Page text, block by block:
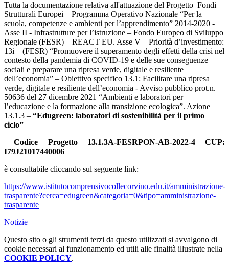
Tutta la documentazione relativa all'attuazione del Progetto Fondi
Strutturali Europei – Programma Operativo Nazionale “Per la
scuola, competenze e ambienti per l’apprendimento” 2014-2020 -
Asse II - Infrastrutture per l’istruzione – Fondo Europeo di Sviluppo
Regionale (FESR) – REACT EU. Asse V – Priorità d’investimento:
13i – (FESR) “Promuovere il superamento degli effetti della crisi nel
contesto della pandemia di COVID-19 e delle sue conseguenze
sociali e preparare una ripresa verde, digitale e resiliente
dell’economia” – Obiettivo specifico 13.1: Facilitare una ripresa
verde, digitale e resiliente dell’economia - Avviso pubblico prot.n.
50636 del 27 dicembre 2021 “Ambienti e laboratori per
l’educazione e la formazione alla transizione ecologica”. Azione
13.1.3 – “Edugreen: laboratori di sostenibilità per il primo
ciclo”
Codice Progetto 13.1.3A-FESRPON-AB-2022-4 CUP:
I79J21017440006
è consultabile cliccando sul seguente link:
https://www.istitutocomprensivocollecorvino.edu.it/amministrazione-
trasparente?cerca=edugreen&categoria=0&tipo=amministrazione-
trasparente
Notizie
Questo sito o gli strumenti terzi da questo utilizzati si avvalgono di
cookie necessari al funzionamento ed utili alle finalità illustrate nella
COOKIE POLICY.